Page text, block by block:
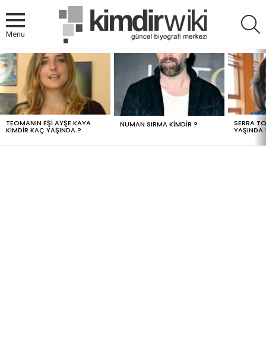
Menu
MOST
VIEWED
STORIES
TEOMANIN EŞI AYŞE KAYA
KIMDIR KAÇ YAŞINDA ?
NUMAN SIRMA KIMDIR ? SERRA
YAŞINDA